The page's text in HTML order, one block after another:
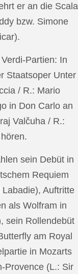
er an die Scala
bzw. Simone
Partien: In
Staatsoper Unter
/ R.: Mario
in Don Carlo an
Valčuha / R.:
sein Debüt in
Requiem
Labadie), Auftritte
als Wolfram in
sein Rollendebüt
am Royal
in Mozarts
Provence (L.: Sir